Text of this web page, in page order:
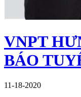
VNPT
BÁO
11-18-2020